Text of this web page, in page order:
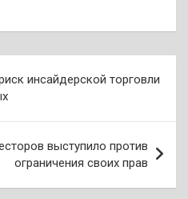
инсайдерской торговли
выступило против
ограничения своих прав